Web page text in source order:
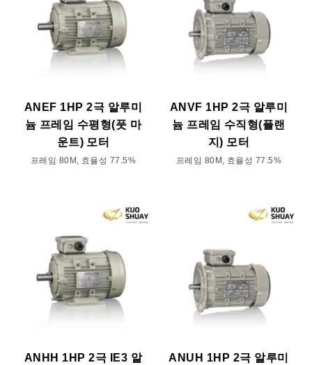
ANEF 1HP 2극 알루미
늄 프레임 수평형(풋 마
운트) 모터
프레임 80M, 효율성 77.5%
ANVF 1HP 2극 알루미
늄 프레임 수직형(플랜
지) 모터
프레임 80M, 효율성 77.5%
ANHH 1HP 2극 IE3 알
ANUH 1HP 2극 알루미